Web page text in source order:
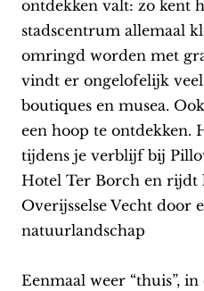
ontdekken valt: zo kent
stadscentrum allemaal
omringd worden met
vindt er ongelofelijk
boutiques en musea.
een hoop te ontdekken.
tijdens je verblijf bij
Hotel Ter Borch en rijdt
Overijsselse Vecht door
natuurlandschap
Eenmaal weer “thuis”,